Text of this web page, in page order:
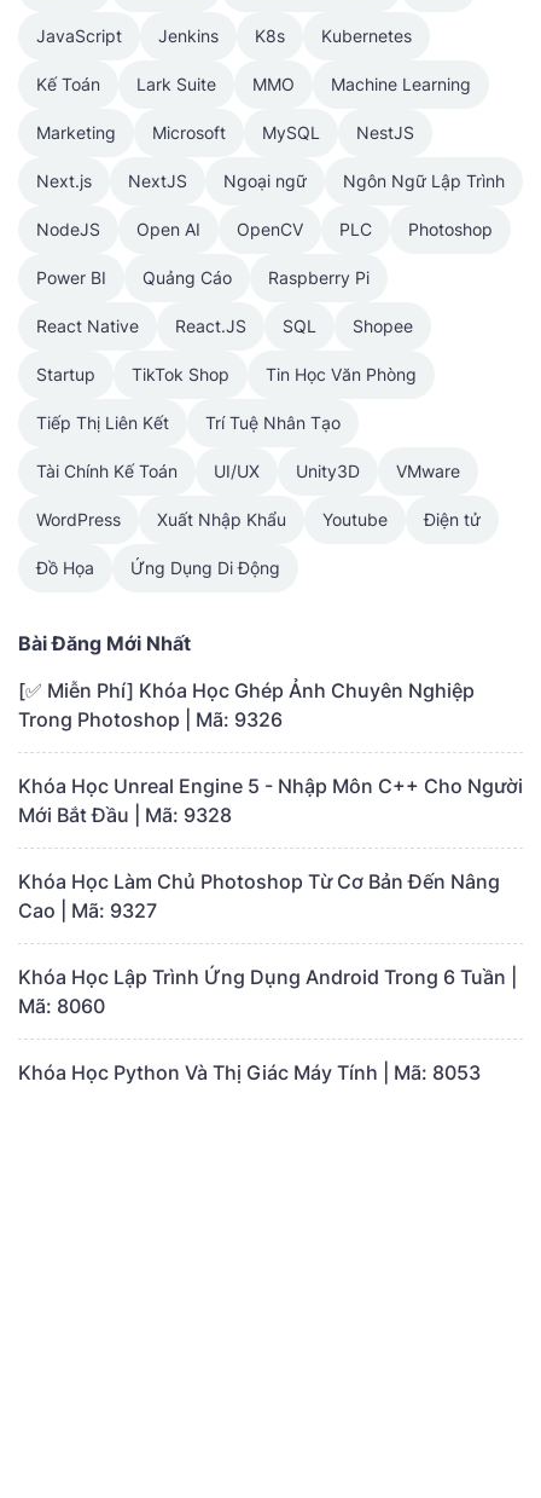
JavaScript Jenkins K8s Kubernetes
Kế Toán Lark Suite MMO Machine Learning
Marketing Microsoft MySQL NestJS
Next.js NextJS Ngoại ngữ Ngôn Ngữ Lập Trình
NodeJS Open AI OpenCV PLC Photoshop
Power BI Quảng Cáo Raspberry Pi
React Native React.JS SQL Shopee
Startup TikTok Shop Tin Học Văn Phòng
Tiếp Thị Liên Kết Trí Tuệ Nhân Tạo
Tài Chính Kế Toán UI/UX Unity3D VMware
WordPress Xuất Nhập Khẩu Youtube Điện tử
Đồ Họa Ứng Dụng Di Động
Bài Đăng Mới Nhất
[✅ Miễn Phí] Khóa Học Ghép Ảnh Chuyên Nghiệp
Trong Photoshop | Mã: 9326
Khóa Học Unreal Engine 5 - Nhập Môn C++ Cho Người
Mới Bắt Đầu | Mã: 9328
Khóa Học Làm Chủ Photoshop Từ Cơ Bản Đến Nâng
Cao | Mã: 9327
Khóa Học Lập Trình Ứng Dụng Android Trong 6 Tuần |
Mã: 8060
Khóa Học Python Và Thị Giác Máy Tính | Mã: 8053